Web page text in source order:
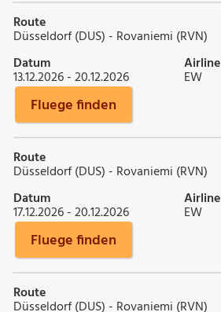
Route
Düsseldorf (DUS) - Rovaniemi (RVN)
Datum
13.12.2026 - 20.12.2026
Airline
EW
Fluege finden
Route
Düsseldorf (DUS) - Rovaniemi (RVN)
Datum
17.12.2026 - 20.12.2026
Airline
EW
Fluege finden
Route
Düsseldorf (DUS) - Rovaniemi (RVN)